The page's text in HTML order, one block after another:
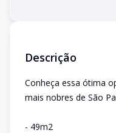
Descrição
Conheça essa ótima
mais nobres de São
- 49m2